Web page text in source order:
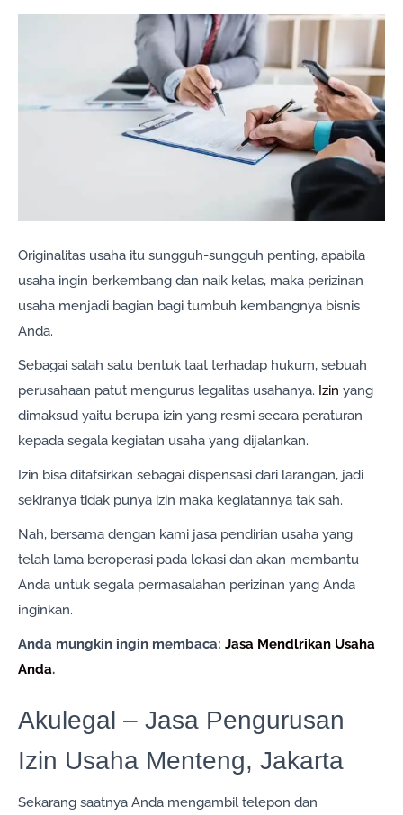
Originalitas usaha itu sungguh-sungguh penting, apabila
usaha ingin berkembang dan naik kelas, maka perizinan
usaha menjadi bagian bagi tumbuh kembangnya bisnis
Anda.
Sebagai salah satu bentuk taat terhadap hukum, sebuah
perusahaan patut mengurus legalitas usahanya. Izin yang
dimaksud yaitu berupa izin yang resmi secara peraturan
kepada segala kegiatan usaha yang dijalankan.
Izin bisa ditafsirkan sebagai dispensasi dari larangan, jadi
sekiranya tidak punya izin maka kegiatannya tak sah.
Nah, bersama dengan kami jasa pendirian usaha yang
telah lama beroperasi pada lokasi dan akan membantu
Anda untuk segala permasalahan perizinan yang Anda
inginkan.
Anda mungkin ingin membaca: Jasa Mendlrikan Usaha
Anda.
Akulegal – Jasa Pengurusan
Izin Usaha Menteng, Jakarta
Sekarang saatnya Anda mengambil telepon dan